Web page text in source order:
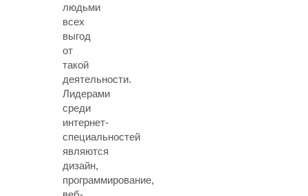
людьми
всех
выгод
от
такой
деятельности.
Лидерами
среди
интернет-
специальностей
являются
дизайн,
программирование,